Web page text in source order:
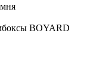
BOYARD